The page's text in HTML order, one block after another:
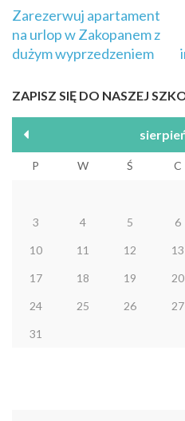
Nawigacja
wpisu
Zarezerwuj apartament
na urlop w Zakopanem z
dużym wyprzedzeniem
ZAPISZ SIĘ DO NASZEJ
P W Ś C
3 4 5 6
10 11 12 13
17 18 19 20
24 25 26 27
31